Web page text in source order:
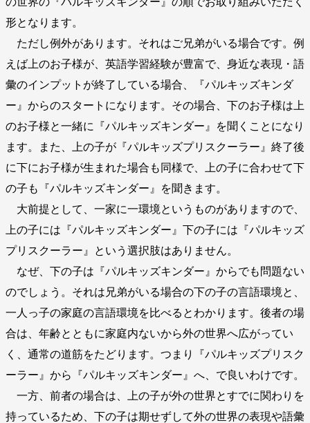
形となります。
ただし例外があります。それはご兄弟がいる場合です。例
えば上のお子様が、英語学習経験が豊富で、身近な表現・語
彙のインプットが終了している場合、『パルキッズキンダ
ー』からのスタートになります。その場合、下のお子様は上
のお子様と一緒に『パルキッズキンダー』を聞くことになり
ます。また、上の子が『パルキッズプリスクーラー』終了後
に下にお子様が生まれた場合も同様で、上の子に合わせて下
の子も『パルキッズキンダー』を聞きます。
大前提として、一家に一環境というものがありますので、
上の子には『パルキッズキンダー』下の子には『パルキッズ
プリスクーラー』という選択肢はありません。
なぜ、下の子は『パルキッズキンダー』からでも問題ない
のでしょう。それは兄弟がいる場合の下の子の言語環境と、
一人っ子の家庭の言語環境を比べるとわかります。後者の場
合は、年齢とともに家庭内ないから外の世界へ広がってい
く、通常の道筋をたどります。つまり『パルキッズプリスク
ーラー』から『パルキッズキンダー』へ、で良いわけです。
一方、前者の場合は、上の子が外の世界とすでに関わりを
持っているため、下の子は期せずして外の世界の表現や語彙